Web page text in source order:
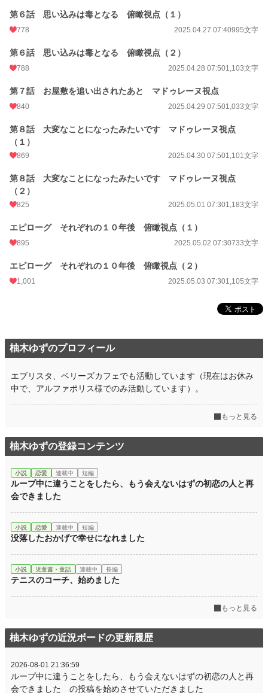
第６話 思い込みは毒となる 俯瞰視点（１）
778 2025.04.27 07:40995文字
第６話 思い込みは毒となる 俯瞰視点（２）
788 2025.04.28 07:501,103文字
第７話 お屋敷を追い出されたあと マドゥレーヌ視点
840 2025.04.29 07:501,033文字
第８話 大変なことになったみたいです マドゥレーヌ視点
（１）
869 2025.04.30 07:501,101文字
第８話 大変なことになったみたいです マドゥレーヌ視点
（２）
825 2025.05.01 07:301,183文字
エピローグ それぞれの１０年後 俯瞰視点（１）
895 2025.05.02 07:30733文字
エピローグ それぞれの１０年後 俯瞰視点（２）
1,001 2025.05.03 07:301,105文字
柚木ゆずのプロフィール
エブリスタ、ベリーズカフェでも活動しています（現在はお休み
中で、アルファポリス様でのみ活動しています）。
もっと見る
柚木ゆずの登録コンテンツ
小説 恋愛 連載中 短編
ループ中に違うことをしたら、もう会えないはずの初恋の人と再
会できました
小説 恋愛 連載中 短編
没落したおかげで幸せになれました
小説 児童書・童話 連載中 長編
テニスのコーチ、始めました
もっと見る
柚木ゆずの近況ボードの更新履歴
2026-08-01 21:36:59
ループ中に違うことをしたら、もう会えないはずの初恋の人と再
会できました の投稿を始めさせていただきました